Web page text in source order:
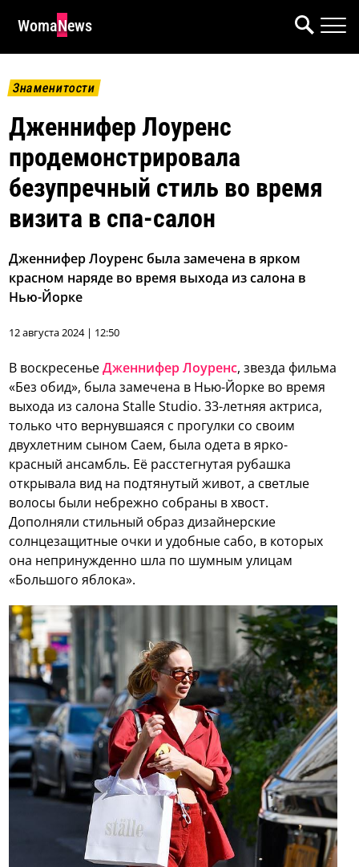
WomaNews
Знаменитости
Дженнифер Лоуренс
продемонстрировала
безупречный стиль во время
визита в спа-салон
Дженнифер Лоуренс была замечена в ярком
красном наряде во время выхода из салона в
Нью-Йорке
12 августа 2024 | 12:50
В воскресеньеДженнифер Лоуренс, звезда фильма
«Без обид», была замечена в Нью-Йорке во время
выхода из салона Stalle Studio. 33-летняя актриса,
только что вернувшаяся с прогулки со своим
двухлетним сыном Саем, была одета в ярко-
красный ансамбль. Её расстегнутая рубашка
открывала вид на подтянутый живот, а светлые
волосы были небрежно собраны в хвост.
Дополняли стильный образ дизайнерские
солнцезащитные очки и удобные сабо, в которых
она непринужденно шла по шумным улицам
«Большого яблока».